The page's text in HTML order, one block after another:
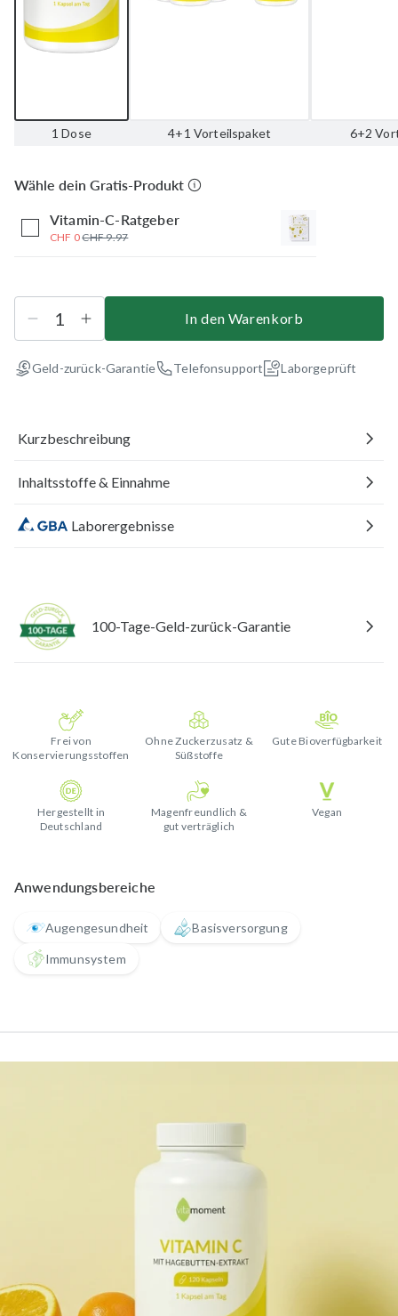
1 Dose 4+1 Vorteilspaket 6+2
Wähle dein Gratis-Produkt
Vitamin-C-Ratgeber
CHF 0CHF 9.97
In den Warenkorb
Geld-zurück-Garantie Telefonsupport Laborgeprüft
Kurzbeschreibung
Inhaltsstoffe & Einnahme
Laborergebnisse
100-Tage-Geld-zurück-Garantie
Frei von
Konservierungsstoffen
Ohne Zuckerzusatz &
Süßstoffe
Gute Bioverfügbarkeit
Hergestellt in
Deutschland
Magenfreundlich &
gut verträglich
Vegan
Anwendungsbereiche
Augengesundheit Basisversorgung
Immunsystem